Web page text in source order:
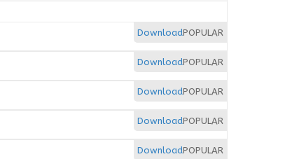
POPULAR
Download
POPULAR
Download
POPULAR
Download
POPULAR
Download
POPULAR
Download